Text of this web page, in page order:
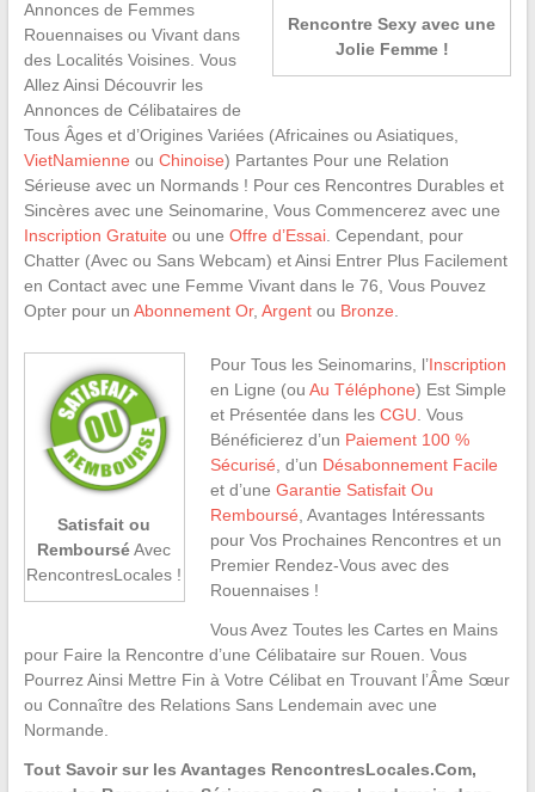
Rencontre Sexy avec une
Jolie Femme !
Annonces de Femmes
Rouennaises ou Vivant dans
des Localités Voisines. Vous
Allez Ainsi Découvrir les
Annonces de Célibataires de
Tous Âges et d’Origines Variées (Africaines ou Asiatiques,
VietNamienne ou Chinoise) Partantes Pour une Relation
Sérieuse avec un Normands ! Pour ces Rencontres Durables et
Sincères avec une Seinomarine, Vous Commencerez avec une
Inscription Gratuite ou une Offre d’Essai. Cependant, pour
Chatter (Avec ou Sans Webcam) et Ainsi Entrer Plus Facilement
en Contact avec une Femme Vivant dans le 76, Vous Pouvez
Opter pour un Abonnement Or, Argentou Bronze
Satisfait ou
RembourséAvec
RencontresLocales !
Pour Tous les Seinomarins, l’Inscription
en Ligne (ou Au Téléphone) Est Simple
et Présentée dans les CGU . Vous
Bénéficierez d’un Paiement 100 %
Sécurisé , d’un Désabonnement Facile
et d’une Garantie Satisfait Ou
Remboursé , Avantages Intéressants
pour Vos Prochaines Rencontres et un
Premier Rendez-Vous avec des
Rouennaises !
Vous Avez Toutes les Cartes en Mains
pour Faire la Rencontre d’une Célibataire sur Rouen. Vous
Pourrez Ainsi Mettre Fin à Votre Célibat en Trouvant l’Âme Sœur
ou Connaître des Relations Sans Lendemain avec une
Normande.
Tout Savoir sur les Avantages RencontresLocales.Com,